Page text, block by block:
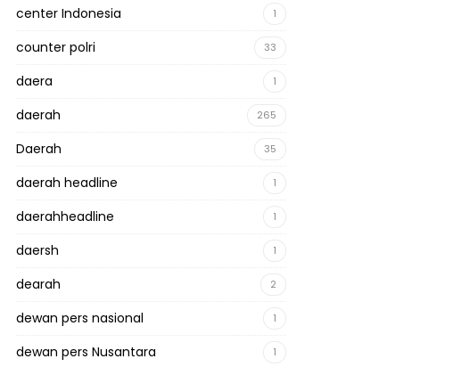
center Indonesia 1
counter polri 33
daera 1
daerah 265
Daerah 35
daerah headline 1
daerahheadline 1
daersh 1
dearah 2
dewan pers nasional 1
dewan pers Nusantara 1